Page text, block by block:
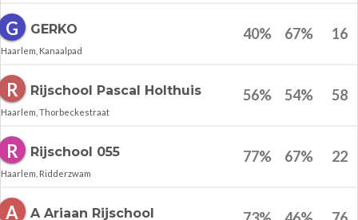
G GERKO
Haarlem, Kanaalpad
40% 67% 16
R Rijschool Pascal Holthuis
Haarlem, Thorbeckestraat
56% 54% 58
R Rijschool 055
Haarlem, Ridderzwam
77% 67% 22
A A Ariaan Rijschool